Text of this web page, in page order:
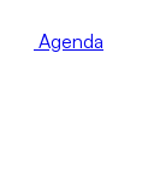
Agenda